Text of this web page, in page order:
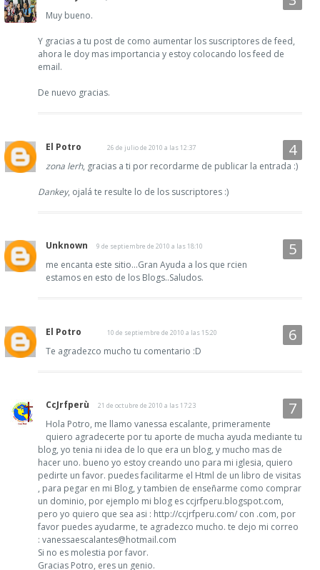
Muy bueno.
Y gracias a tu post de como aumentar los suscriptores de feed,
ahora le doy mas importancia y estoy colocando los feed de
email.
De nuevo gracias.
El Potro 26 de julio de 2010 a las 12:37
zona lerh, gracias a ti por recordarme de publicar la entrada :)
Dankey, ojalá te resulte lo de los suscriptores :)
Unknown 9 de septiembre de 2010 a las 18:10
me encanta este sitio...Gran Ayuda a los que rcien
estamos en esto de los Blogs..Saludos.
El Potro 10 de septiembre de 2010 a las 15:20
Te agradezco mucho tu comentario :D
CcJrfperù 21 de octubre de 2010 a las 17:23
Hola Potro, me llamo vanessa escalante, primeramente
quiero agradecerte por tu aporte de mucha ayuda mediante tu
blog, yo tenia ni idea de lo que era un blog, y mucho mas de
hacer uno. bueno yo estoy creando uno para mi iglesia, quiero
pedirte un favor. puedes facilitarme el Html de un libro de visitas
, para pegar en mi Blog, y tambien de enseñarme como comprar
un dominio, por ejemplo mi blog es ccjrfperu.blogspot.com,
pero yo quiero que sea asi : http://ccjrfperu.com/ con .com, por
favor puedes ayudarme, te agradezco mucho. te dejo mi correo
: vanessaescalantes@hotmail.com
Si no es molestia por favor.
Gracias Potro, eres un genio.